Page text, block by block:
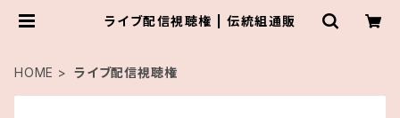
ライブ配信視聴権 | 伝統組通販
HOME ライブ配信視聴権